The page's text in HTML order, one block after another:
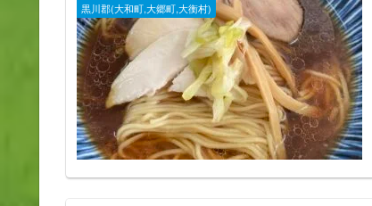
黒川郡(大和町,大郷町,大衡村)